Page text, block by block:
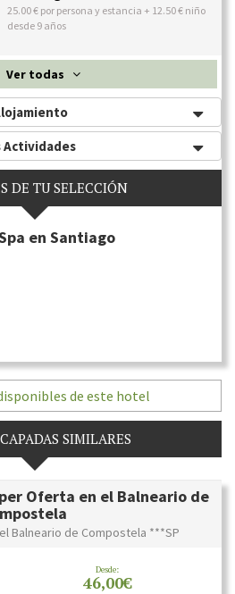
25.00 € por persona y estancia + 12.50 € niño
desde 9 años
todas
Actividades
DE TU SELECCIÓN
en Santiago
de este hotel
SIMILARES
Oferta en el Balneario de
Balneario de Compostela ***SP
Desde:
46,00€